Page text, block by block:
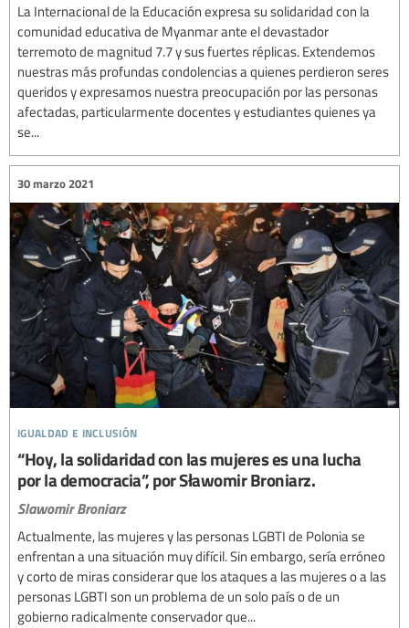
La Internacional de la Educación expresa su solidaridad con la
comunidad educativa de Myanmar ante el devastador
terremoto de magnitud 7.7 y sus fuertes réplicas. Extendemos
nuestras más profundas condolencias a quienes perdieron seres
queridos y expresamos nuestra preocupación por las personas
afectadas, particularmente docentes y estudiantes quienes ya
se...
igualdad e inclusión
30 marzo 2021
“Hoy, la solidaridad con las mujeres es una lucha
por la democracia”, por Sławomir Broniarz.
Slawomir Broniarz
Actualmente, las mujeres y las personas LGBTI de Polonia se
enfrentan a una situación muy difícil. Sin embargo, sería erróneo
y corto de miras considerar que los ataques a las mujeres o a las
personas LGBTI son un problema de un solo país o de un
gobierno radicalmente conservador que...